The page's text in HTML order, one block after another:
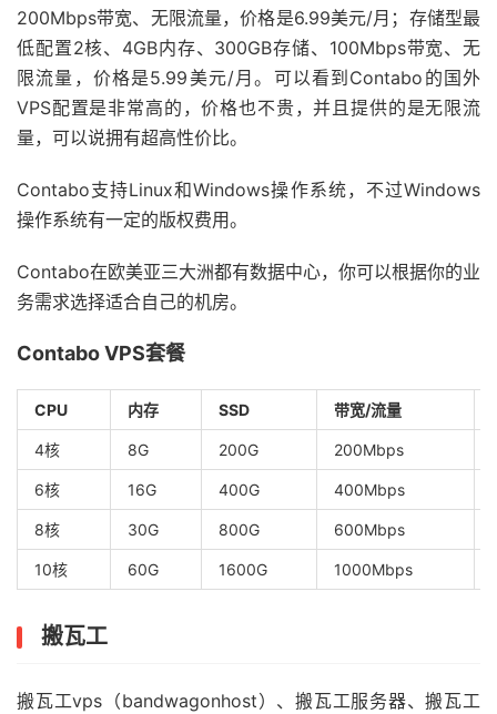
200Mbps带宽、无限流量，价格是6.99美元/月；存储型最
低配置2核、4GB内存、300GB存储、100Mbps带宽、无
限流量，价格是5.99美元/月。可以看到Contabo的国外
VPS配置是非常高的，价格也不贵，并且提供的是无限流
量，可以说拥有超高性价比。
Contabo支持Linux和Windows操作系统，不过Windows
操作系统有一定的版权费用。
Contabo在欧美亚三大洲都有数据中心，你可以根据你的业
务需求选择适合自己的机房。
Contabo VPS套餐
CPU 内存 SSD 带宽/流量
4核 8G 200G 200Mbps
6核 16G 400G 400Mbps
8核 30G 800G 600Mbps
10核 60G 1600G 1000Mbps
搬瓦工
搬瓦工vps（bandwagonhost）、搬瓦工服务器、搬瓦工